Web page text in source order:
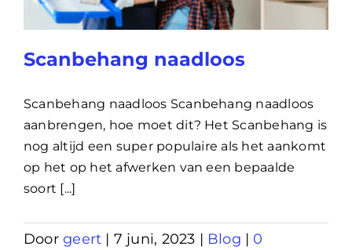
Scanbehang naadloos
Scanbehang naadloos Scanbehang naadloos
aanbrengen, hoe moet dit? Het Scanbehang is
nog altijd een super populaire als het aankomt
op het op het afwerken van een bepaalde
soort [...]
Doorgeert | 7 juni, 2023 | Blog | 0